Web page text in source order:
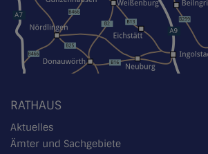
RATHAUS
Aktuelles
Ämter und Sachgebiete